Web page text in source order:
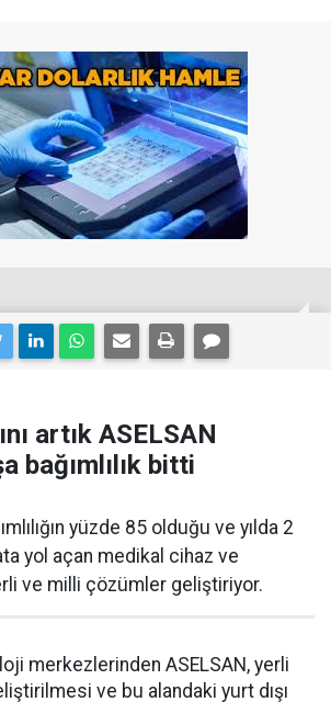
artık ASELSAN
bağımlılık bitti
yüzde 85 olduğu ve yılda 2
yol açan medikal cihaz ve
ve milli çözümler geliştiriyor.
merkezlerinden ASELSAN, yerli
ve bu alandaki yurt dışı